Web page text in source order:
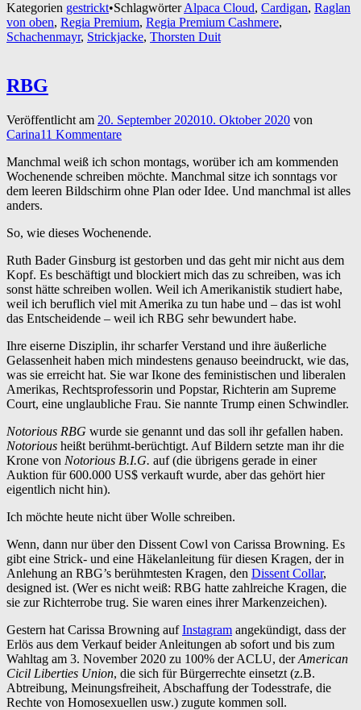
Kategorien gestrickt•SchlagwörterAlpaca Cloud, Cardigan, Raglan
von oben, Regia Premium, Regia Premium Cashmere,
Schachenmayr, Strickjacke, Thorsten Duit
RBG
Veröffentlicht am 20. September 202010. Oktober 2020 von
Carina11 Kommentare
Manchmal weiß ich schon montags, worüber ich am kommenden
Wochenende schreiben möchte. Manchmal sitze ich sonntags vor
dem leeren Bildschirm ohne Plan oder Idee. Und manchmal ist alles
anders.
So, wie dieses Wochenende.
Ruth Bader Ginsburg ist gestorben und das geht mir nicht aus dem
Kopf. Es beschäftigt und blockiert mich das zu schreiben, was ich
sonst hätte schreiben wollen. Weil ich Amerikanistik studiert habe,
weil ich beruflich viel mit Amerika zu tun habe und – das ist wohl
das Entscheidende – weil ich RBG sehr bewundert habe.
Ihre eiserne Disziplin, ihr scharfer Verstand und ihre äußerliche
Gelassenheit haben mich mindestens genauso beeindruckt, wie das,
was sie erreicht hat. Sie war Ikone des feministischen und liberalen
Amerikas, Rechtsprofessorin und Popstar, Richterin am Supreme
Court, eine unglaubliche Frau. Sie nannte Trump einen Schwindler.
Notorious RBG wurde sie genannt und das soll ihr gefallen haben.
Notorious heißt berühmt-berüchtigt. Auf Bildern setzte man ihr die
Krone von Notorious B.I.G. auf (die übrigens gerade in einer
Auktion für 600.000 US$ verkauft wurde, aber das gehört hier
eigentlich nicht hin).
Ich möchte heute nicht über Wolle schreiben.
Wenn, dann nur über den Dissent Cowl von Carissa Browning. Es
gibt eine Strick- und eine Häkelanleitung für diesen Kragen, der in
Anlehung an RBG’s berühmtesten Kragen, den Dissent Collar,
designed ist. (Wer es nicht weiß: RBG hatte zahlreiche Kragen, die
sie zur Richterrobe trug. Sie waren eines ihrer Markenzeichen).
Gestern hat Carissa Browning aufInstagram angekündigt, dass der
Erlös aus dem Verkauf beider Anleitungen ab sofort und bis zum
Wahltag am 3. November 2020 zu 100% der ACLU, derAmerican
Cicil Liberties Union, die sich für Bürgerrechte einsetzt (z.B.
Abtreibung, Meinungsfreiheit, Abschaffung der Todesstrafe, die
Rechte von Homosexuellen usw.) zugute kommen soll.